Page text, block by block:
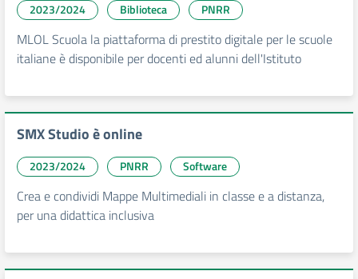
2023/2024 Biblioteca PNRR
MLOL Scuola la piattaforma di prestito digitale per le scuole
italiane è disponibile per docenti ed alunni dell'Istituto
SMX Studio è online
2023/2024 PNRR Software
Crea e condividi Mappe Multimediali in classe e a distanza,
per una didattica inclusiva